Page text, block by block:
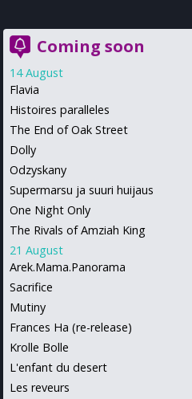
Coming soon
14 August
Flavia
Histoires paralleles
The End of Oak Street
Dolly
Odzyskany
Supermarsu ja suuri huijaus
One Night Only
The Rivals of Amziah King
21 August
Arek.Mama.Panorama
Sacrifice
Mutiny
Frances Ha (re-release)
Krolle Bolle
L'enfant du desert
Les reveurs